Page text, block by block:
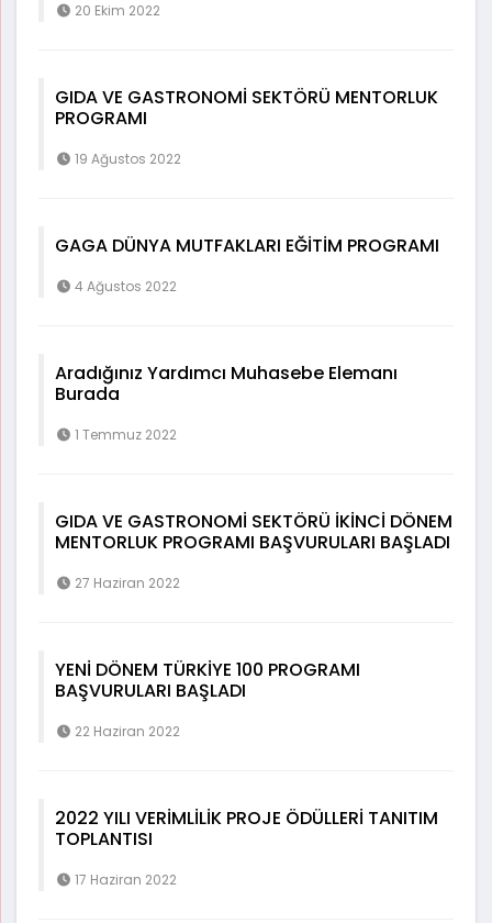
20 Ekim 2022
GIDA VE GASTRONOMİ SEKTÖRÜ MENTORLUK
PROGRAMI
19 Ağustos 2022
GAGA DÜNYA MUTFAKLARI EĞİTİM PROGRAMI
4 Ağustos 2022
Aradığınız Yardımcı Muhasebe Elemanı
Burada
1 Temmuz 2022
GIDA VE GASTRONOMİ SEKTÖRÜ İKİNCİ DÖNEM
MENTORLUK PROGRAMI BAŞVURULARI BAŞLADI
27 Haziran 2022
YENİ DÖNEM TÜRKİYE 100 PROGRAMI
BAŞVURULARI BAŞLADI
22 Haziran 2022
2022 YILI VERİMLİLİK PROJE ÖDÜLLERİ TANITIM
TOPLANTISI
17 Haziran 2022